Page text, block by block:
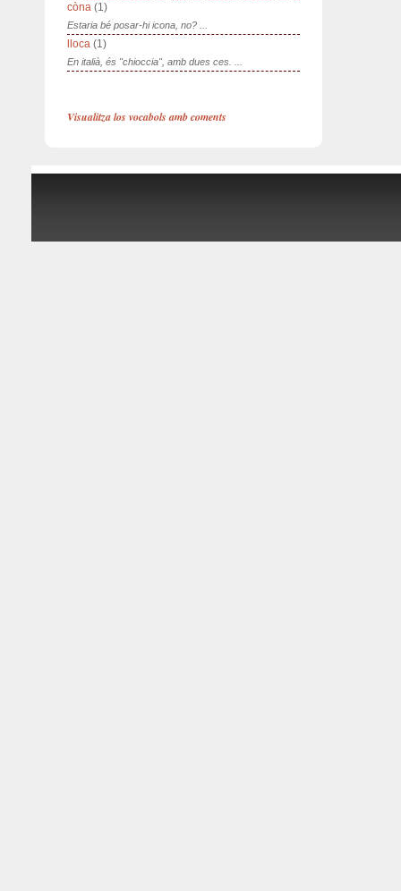
còna (1)
Estaria bé posar-hi icona, no? ...
lloca (1)
En italià, és "chioccia", amb dues ces. ...
Visualitza los vocabols amb coments